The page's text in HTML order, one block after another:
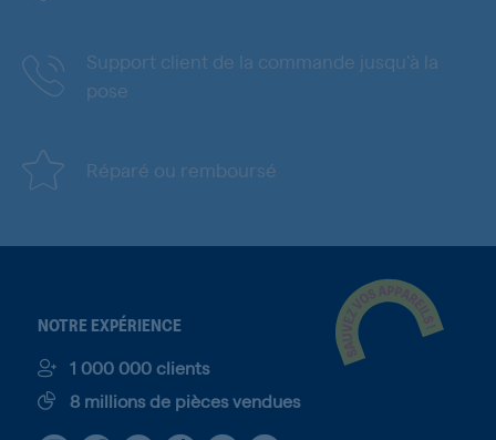
Support client de la commande jusqu'à la
pose
Réparé ou remboursé
NOTRE EXPÉRIENCE
1 000 000 clients
8 millions de pièces vendues